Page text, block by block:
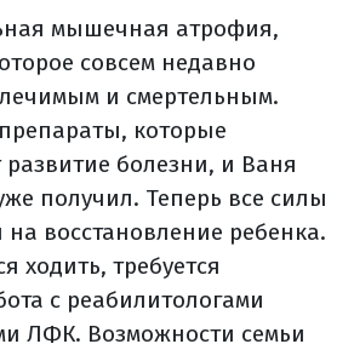
мышечная атрофия,
совсем недавно
и смертельным.
которые
болезни, и Ваня
получил. Теперь все силы
восстановление ребенка.
ходить, требуется
с реабилитологами
ЛФК. Возможности семьи